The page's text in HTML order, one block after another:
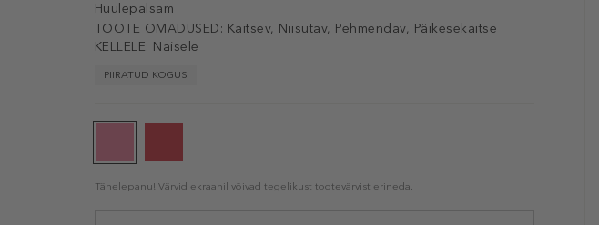
Huulepalsam
TOOTE OMADUSED: Kaitsev, Niisutav, Pehmendav, Päikesekaitse
KELLELE: Naisele
PIIRATUD KOGUS
Tähelepanu! Värvid ekraanil võivad tegelikust tootevärvist erineda.